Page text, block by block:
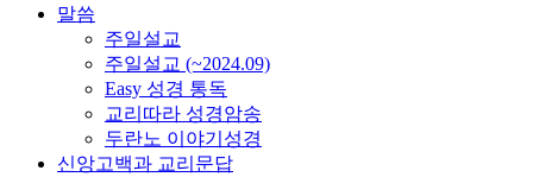
말씀
주일설교
주일설교 (~2024.09)
Easy 성경 통독
교리따라 성경암송
두란노 이야기성경
신앙고백과 교리문답